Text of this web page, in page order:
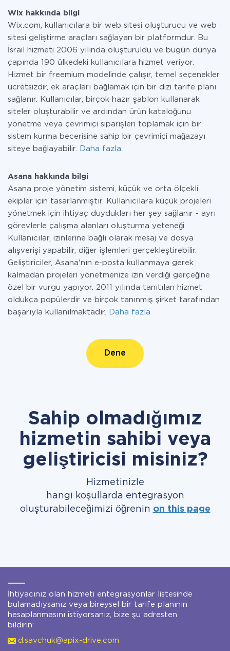
Wix hakkında bilgi
Wix.com, kullanıcılara bir web sitesi oluşturucu ve web
sitesi geliştirme araçları sağlayan bir platformdur. Bu
İsrail hizmeti 2006 yılında oluşturuldu ve bugün dünya
çapında 190 ülkedeki kullanıcılara hizmet veriyor.
Hizmet bir freemium modelinde çalışır, temel seçenekler
ücretsizdir, ek araçları bağlamak için bir dizi tarife planı
sağlanır. Kullanıcılar, birçok hazır şablon kullanarak
siteler oluşturabilir ve ardından ürün kataloğunu
yönetme veya çevrimiçi siparişleri toplamak için bir
sistem kurma becerisine sahip bir çevrimiçi mağazayı
siteye bağlayabilir.
Daha fazla
Asana hakkında bilgi
Asana proje yönetim sistemi, küçük ve orta ölçekli
ekipler için tasarlanmıştır. Kullanıcılara küçük projeleri
yönetmek için ihtiyaç duydukları her şey sağlanır - ayrı
görevlerle çalışma alanları oluşturma yeteneği.
Kullanıcılar, izinlerine bağlı olarak mesaj ve dosya
alışverişi yapabilir, diğer işlemleri gerçekleştirebilir.
Geliştiriciler, Asana'nın e-posta kullanmaya gerek
kalmadan projeleri yönetmenize izin verdiği gerçeğine
özel bir vurgu yapıyor. 2011 yılında tanıtılan hizmet
oldukça popülerdir ve birçok tanınmış şirket tarafından
başarıyla kullanılmaktadır.
Daha fazla
Dene
Sahip olmadığımız
hizmetin sahibi veya
geliştiricisi misiniz?
Hizmetinizle
hangi koşullarda entegrasyon
oluşturabileceğimizi öğrenin on this page
İhtiyacınız olan hizmeti entegrasyonlar listesinde
bulamadıysanız veya bireysel bir tarife planının
hesaplanmasını istiyorsanız, bize şu adresten
bildirin:
d.savchuk@apix-drive.com